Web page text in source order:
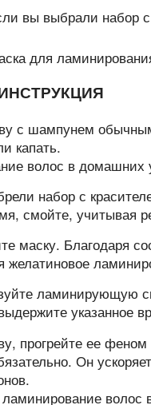
вы выбрали набор
с шампунем
капать.
набор с
смойте, учитывая
маску. Благодаря
ламинирующую
указанное
прогрейте ее
Он